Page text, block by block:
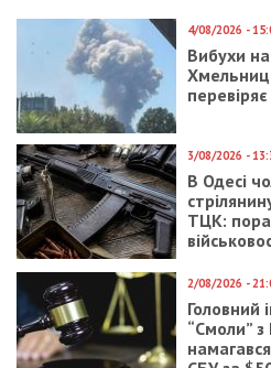
Діти до 18 років та
зобовʼязані повторно
повторно
відповідно,
представникаабо
Більше інформації на
Українці, які приїхали до
тимчасовий захист,
безоплатну медичну
волонтерів,
сайті
які розмовляють